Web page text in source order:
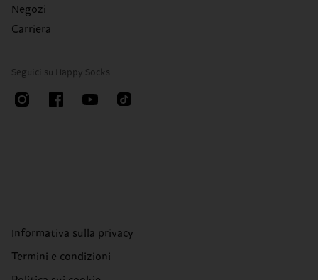
Negozi
Carriera
Seguici su Happy Socks
Informativa sulla privacy
Termini e condizioni